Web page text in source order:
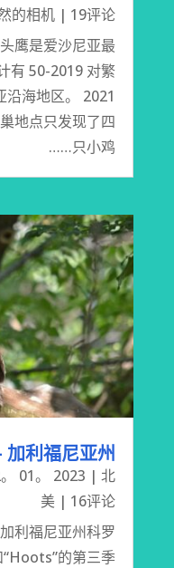
的相机 | 19评论
鹰是爱沙尼亚最
有 50-2019 对繁
海地区。 2021
地点只发现了四
只小鸡……
加利福尼亚州
01。 2023 |北
美 | 16评论
利福尼亚州科罗
的第三季